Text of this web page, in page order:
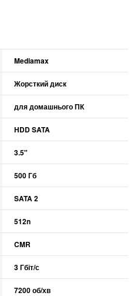
Mediamax
Жорсткий диск
для домашнього ПК
HDD SATA
3.5"
500 Гб
SATA 2
512n
CMR
3 Гбіт/с
7200 об/хв